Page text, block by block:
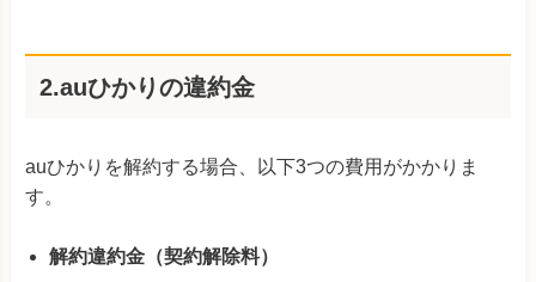
2.auひかりの違約金
auひかりを解約する場合、以下3つの費用がかかりま
す。
解約違約金（契約解除料）